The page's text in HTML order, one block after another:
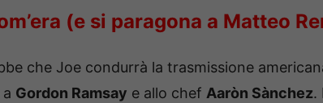
(e si paragona a Matteo
che Joe condurrà la trasmissione
a Gordon Ramsay e allo chef Aaròn Sànchez.